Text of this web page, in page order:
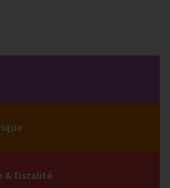
& fiscalité